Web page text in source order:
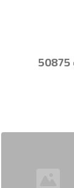
50875